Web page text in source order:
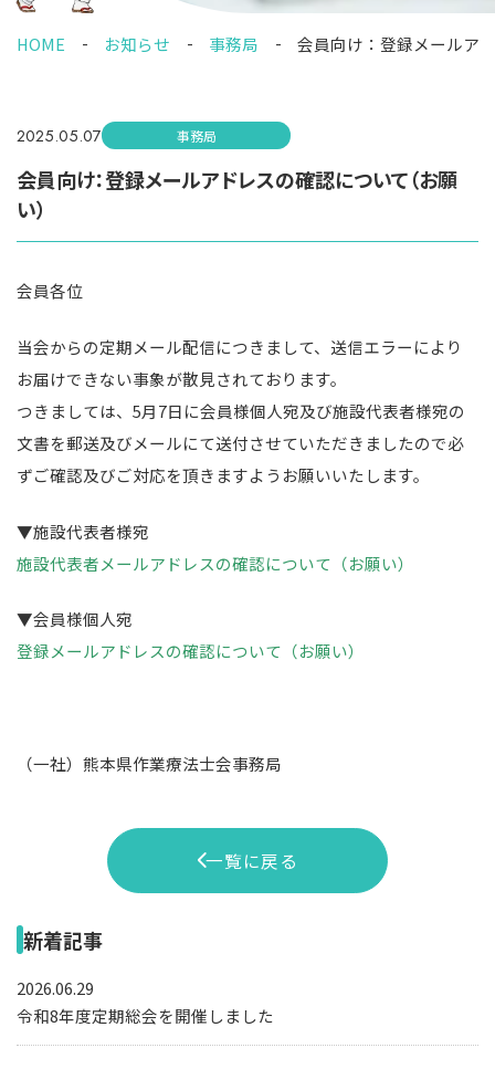
HOME お知らせ 事務局 会員向け：登録メールア
2025.05.07 事務局
会員向け：登録メールアドレスの確認について（お願
い）
会員各位
当会からの定期メール配信につきまして、送信エラーにより
お届けできない事象が散見されております。
つきましては、5月7日に会員様個人宛及び施設代表者様宛の
文書を郵送及びメールにて送付させていただきましたので必
ずご確認及びご対応を頂きますようお願いいたします。
▼施設代表者様宛
施設代表者メールアドレスの確認について（お願い）
▼会員様個人宛
登録メールアドレスの確認について（お願い）
（一社）熊本県作業療法士会事務局
一覧に戻る
新着記事
2026.06.29
令和8年度定期総会を開催しました